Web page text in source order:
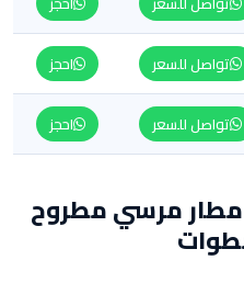
تواصل للسعر احجز
تواصل للسعر احجز
مرسي مطروح